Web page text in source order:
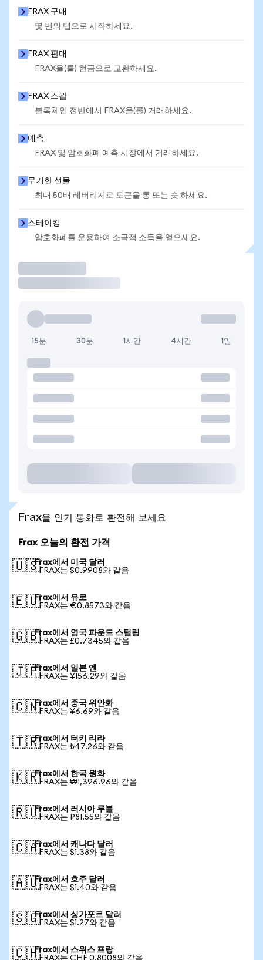
FRAX 구매
몇 번의 탭으로 시작하세요.
FRAX 판매
FRAX을(를) 현금으로 교환하세요.
FRAX 스왑
블록체인 전반에서 FRAX을(를) 거래하세요.
예측
FRAX 및 암호화폐 예측 시장에서 거래하세요.
무기한 선물
최대 50배 레버리지로 토큰을 롱 또는 숏 하세요.
스테이킹
암호화폐를 운용하여 소극적 소득을 얻으세요.
15분 30분 1시간 4시간 1일
Frax을 인기 통화로 환전해 보세요
Frax 오늘의 환전 가격
🇺🇸Frax에서 미국 달러
1 FRAX는 $0.9908와 같음
🇪🇺Frax에서 유로
1 FRAX는 €0.8573와 같음
🇬🇧Frax에서 영국 파운드 스털링
1 FRAX는 £0.7345와 같음
🇯🇵Frax에서 일본 엔
1 FRAX는 ¥156.29와 같음
🇨🇳Frax에서 중국 위안화
1 FRAX는 ¥6.69와 같음
🇹🇷Frax에서 터키 리라
1 FRAX는 ₺47.26와 같음
🇰🇷Frax에서 한국 원화
1 FRAX는 ₩1,396.96와 같음
🇷🇺Frax에서 러시아 루블
1 FRAX는 ₽81.55와 같음
🇨🇦Frax에서 캐나다 달러
1 FRAX는 $1.38와 같음
🇦🇺Frax에서 호주 달러
1 FRAX는 $1.40와 같음
🇸🇬Frax에서 싱가포르 달러
1 FRAX는 $1.27와 같음
🇨🇭Frax에서 스위스 프랑
1 FRAX는 CHF 0.8008와 같음